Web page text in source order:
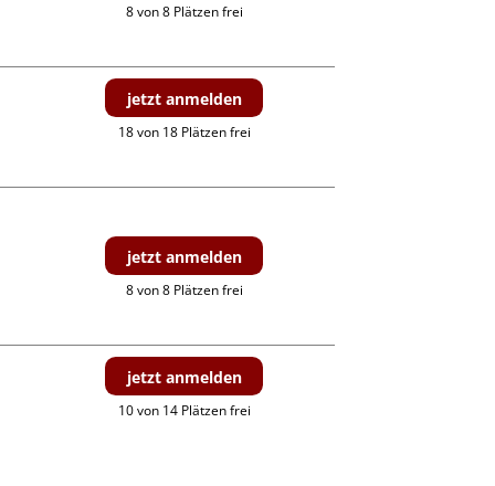
8 von 8 Plätzen frei
jetzt anmelden
18 von 18 Plätzen frei
jetzt anmelden
8 von 8 Plätzen frei
jetzt anmelden
10 von 14 Plätzen frei